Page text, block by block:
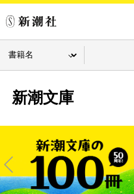
新潮文庫
Pre